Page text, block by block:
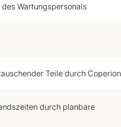
Wartungspersonals
Teile durch Coperion
durch planbare